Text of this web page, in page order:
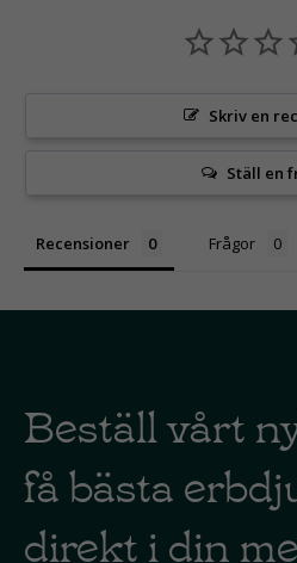
Skriv en
Ställ en
Recensioner Frågor
Beställ vårt
få bästa
direkt i din